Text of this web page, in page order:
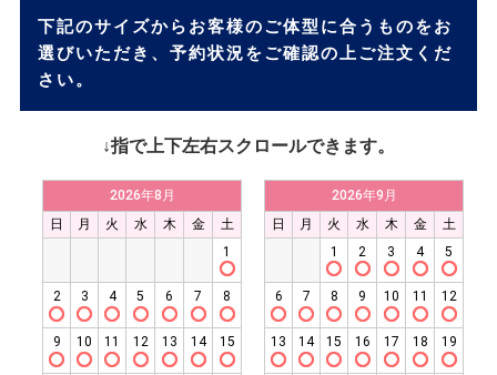
下記のサイズからお客様のご体型に合うものをお
選びいただき、予約状況をご確認の上ご注文くだ
さい。
↓指で上下左右スクロールできます。